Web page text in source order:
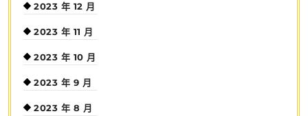
2023 年 12 月
2023 年 11 月
2023 年 10 月
2023 年 9 月
2023 年 8 月